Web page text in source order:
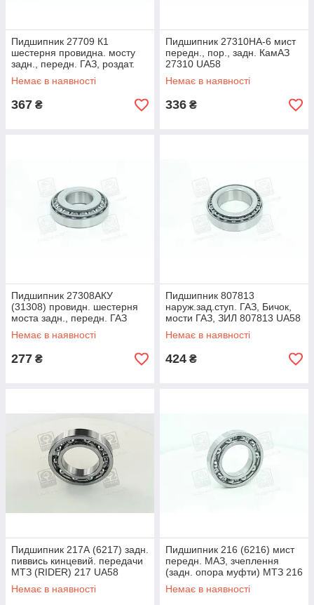
Пидшипник 27709 К1
шестерня провидна. мосту
задн., передн. ГАЗ, роздат.
коробка ЗИЛ, 51-2402025
UA58
Немає в наявності
367 ₴
Пидшипник 27310НА-6 мист
передн., пор., задн. КамАЗ
27310 UA58
Немає в наявності
336 ₴
Пидшипник 27308АКУ
(31308) провидн. шестерня
моста задн., передн. ГАЗ
27308 UA58
Немає в наявності
277 ₴
Пидшипник 807813
наруж.зад.ступ. ГАЗ, Бичок,
мости ГАЗ, ЗИЛ 807813 UA58
Немає в наявності
424 ₴
Пидшипник 217А (6217) задн.
пиввись кинцевий. передачи
МТЗ (RIDER) 217 UA58
Немає в наявності
Пидшипник 216 (6216) мист
передн. МАЗ, зчеплення
(задн. опора муфти) МТЗ 216
UA58
Немає в наявності